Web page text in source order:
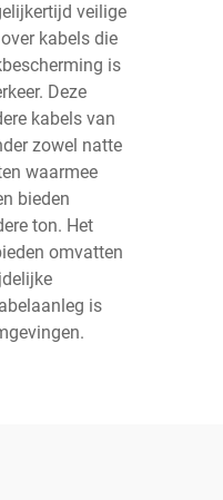
veilige
kabels die
is
Deze
kabels van
zowel natte
waarmee
bieden
ton. Het
omvatten
is